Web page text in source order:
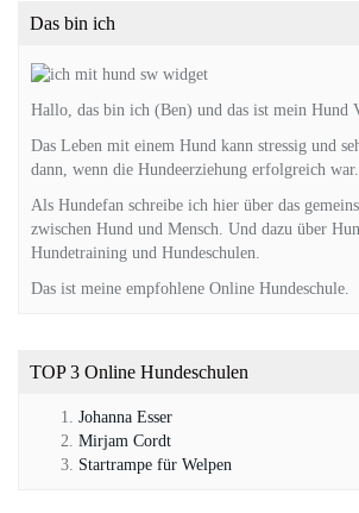
Das bin ich
Hallo, das bin ich (Ben) und das ist mein Hund
Das Leben mit einem Hund kann stressig und
dann, wenn die Hundeerziehung erfolgreich war.
Als Hundefan schreibe ich hier über das
zwischen Hund und Mensch. Und dazu über
Hundetraining und Hundeschulen.
Das ist meine empfohlene Online Hundeschule.
TOP 3 Online Hundeschulen
Johanna Esser
Mirjam Cordt
Startrampe für Welpen